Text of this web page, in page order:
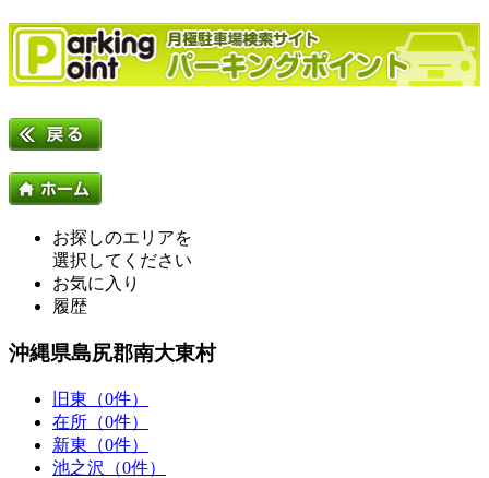
お探しのエリアを
選択してください
お気に入り
履歴
沖縄県島尻郡南大東村
旧東（0件）
在所（0件）
新東（0件）
池之沢（0件）